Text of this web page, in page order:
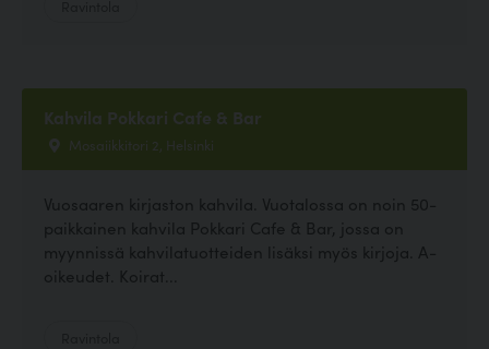
Kahvila Pokkari Cafe & Bar
Mosaiikkitori 2, Helsinki
Vuosaaren kirjaston kahvila. Vuotalossa on noin 50-
paikkainen kahvila Pokkari Cafe & Bar, jossa on
myynnissä kahvilatuotteiden lisäksi myös kirjoja. A-
oikeudet. Koirat...